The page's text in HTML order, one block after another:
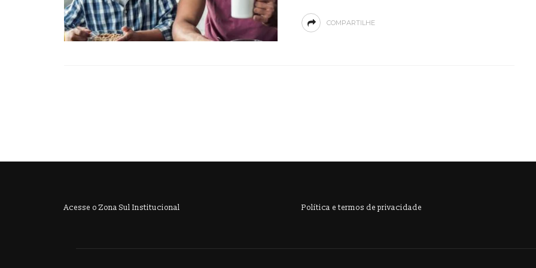
COMPARTILHE
Acesse o Zona Sul Institucional Política e termos de privacidade